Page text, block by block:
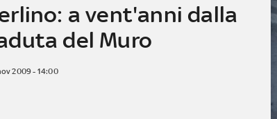
a vent'anni dalla
del Muro
2009 - 14:00